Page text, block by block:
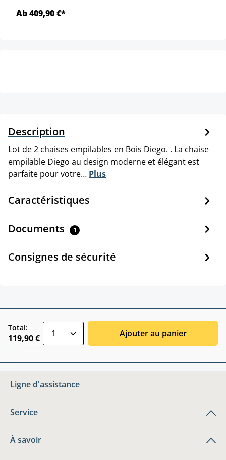
Ab 409,90 €*
Description
Lot de 2 chaises empilables en Bois Diego. . La chaise
empilable Diego au design moderne et élégant est
parfaite pour votre… Plus
Caractéristiques
Documents 1
Consignes de sécurité
Total:
119,90 € Ajouter au panier
Ligne d'assistance
Service
À savoir